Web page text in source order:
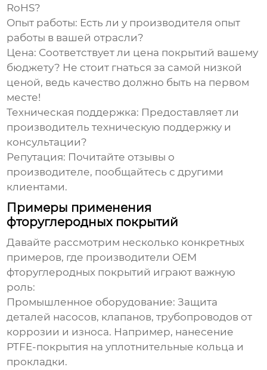
RoHS?
Опыт работы: Есть ли у производителя опыт
работы в вашей отрасли?
Цена: Соответствует ли цена покрытий вашему
бюджету? Не стоит гнаться за самой низкой
ценой, ведь качество должно быть на первом
месте!
Техническая поддержка: Предоставляет ли
производитель техническую поддержку и
консультации?
Репутация: Почитайте отзывы о
производителе, пообщайтесь с другими
клиентами.
Примеры применения
фторуглеродных покрытий
Давайте рассмотрим несколько конкретных
примеров, где производители OEM
фторуглеродных покрытий играют важную
роль:
Промышленное оборудование: Защита
деталей насосов, клапанов, трубопроводов от
коррозии и износа. Например, нанесение
PTFE-покрытия на уплотнительные кольца и
прокладки.